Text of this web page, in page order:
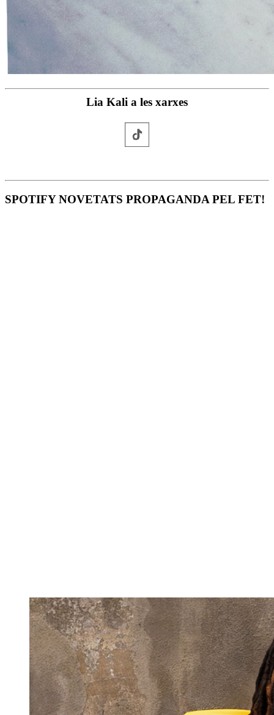
Lia Kali a les xarxes
SPOTIFY NOVETATS PROPAGANDA PEL FET!